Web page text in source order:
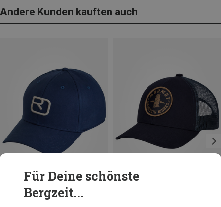
Andere Kunden kauften auch
Für Deine schönste
Bergzeit...